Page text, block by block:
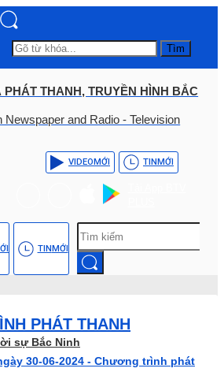
Tìm
PHÁT THANH, TRUYỀN HÌNH BẮC
Newspaper and Radio - Television
VIDEOMỚI TINMỚI
TINMỚI
PHÁT THANH
sự Bắc Ninh
30-06-2024 - Chương trình phát